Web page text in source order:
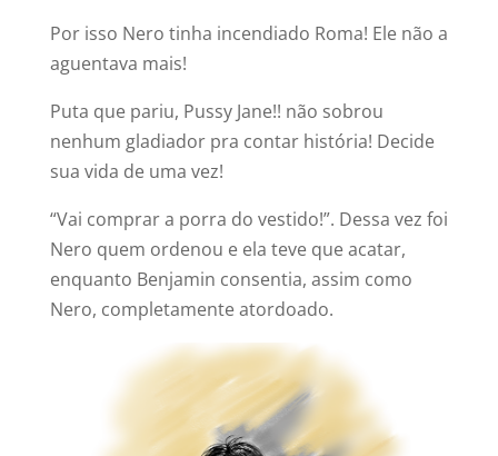
Por isso Nero tinha incendiado Roma! Ele não a
aguentava mais!
Puta que pariu, Pussy Jane!! não sobrou
nenhum gladiador pra contar história! Decide
sua vida de uma vez!
“Vai comprar a porra do vestido!”. Dessa vez foi
Nero quem ordenou e ela teve que acatar,
enquanto Benjamin consentia, assim como
Nero, completamente atordoado.